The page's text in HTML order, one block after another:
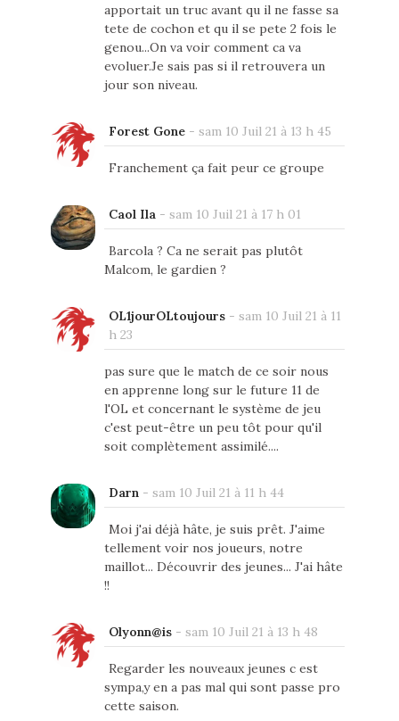
apportait un truc avant qu il ne fasse sa
tete de cochon et qu il se pete 2 fois le
genou...On va voir comment ca va
evoluer.Je sais pas si il retrouvera un
jour son niveau.
Forest Gone- sam 10 Juil 21 à 13 h 45
Franchement ça fait peur ce groupe
Caol Ila - sam 10 Juil 21 à 17 h 01
Barcola ? Ca ne serait pas plutôt
Malcom, le gardien ?
OL1jourOLtoujours- sam 10 Juil 21 à 11
h 23
pas sure que le match de ce soir nous
en apprenne long sur le future 11 de
l'OL et concernant le système de jeu
c'est peut-être un peu tôt pour qu'il
soit complètement assimilé....
Darn - sam 10 Juil 21 à 11 h 44
Moi j'ai déjà hâte, je suis prêt. J'aime
tellement voir nos joueurs, notre
maillot... Découvrir des jeunes... J'ai hâte
!!
Olyonn@is- sam 10 Juil 21 à 13 h 48
Regarder les nouveaux jeunes c est
sympa,y en a pas mal qui sont passe pro
cette saison.